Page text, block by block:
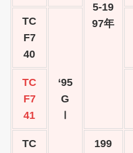
5-19
97年
TC
F7
40
‘95
G
TC
F7
41
TC
199